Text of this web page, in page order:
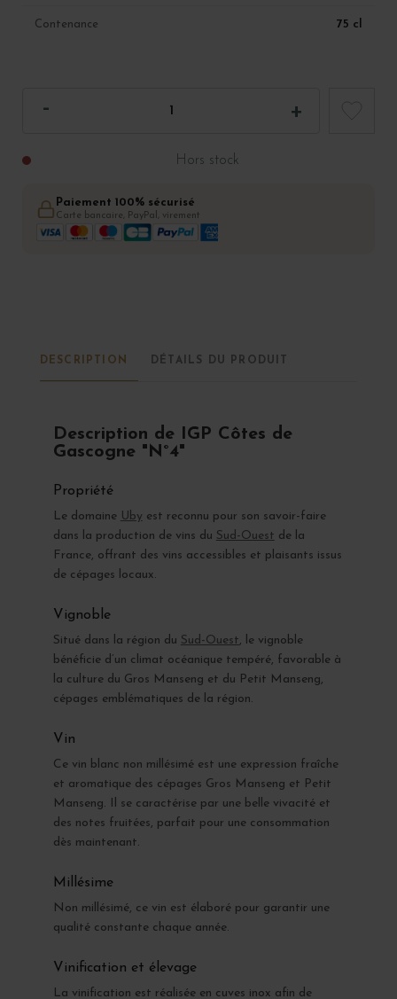
Contenance 75 cl
Hors stock
Paiement 100% sécurisé
Carte bancaire, PayPal, virement
DESCRIPTION DÉTAILS DU PRODUIT
Description de IGP Côtes de
Gascogne "N°4"
Propriété
Le domaine Uby est reconnu pour son savoir-faire
dans la production de vins du Sud-Ouest de la
France, offrant des vins accessibles et plaisants issus
de cépages locaux.
Vignoble
Situé dans la région du Sud-Ouest, le vignoble
bénéficie d’un climat océanique tempéré, favorable à
la culture du Gros Manseng et du Petit Manseng,
cépages emblématiques de la région.
Vin
Ce vin blanc non millésimé est une expression fraîche
et aromatique des cépages Gros Manseng et Petit
Manseng. Il se caractérise par une belle vivacité et
des notes fruitées, parfait pour une consommation
dès maintenant.
Millésime
Non millésimé, ce vin est élaboré pour garantir une
qualité constante chaque année.
Vinification et élevage
La vinification est réalisée en cuves inox afin de